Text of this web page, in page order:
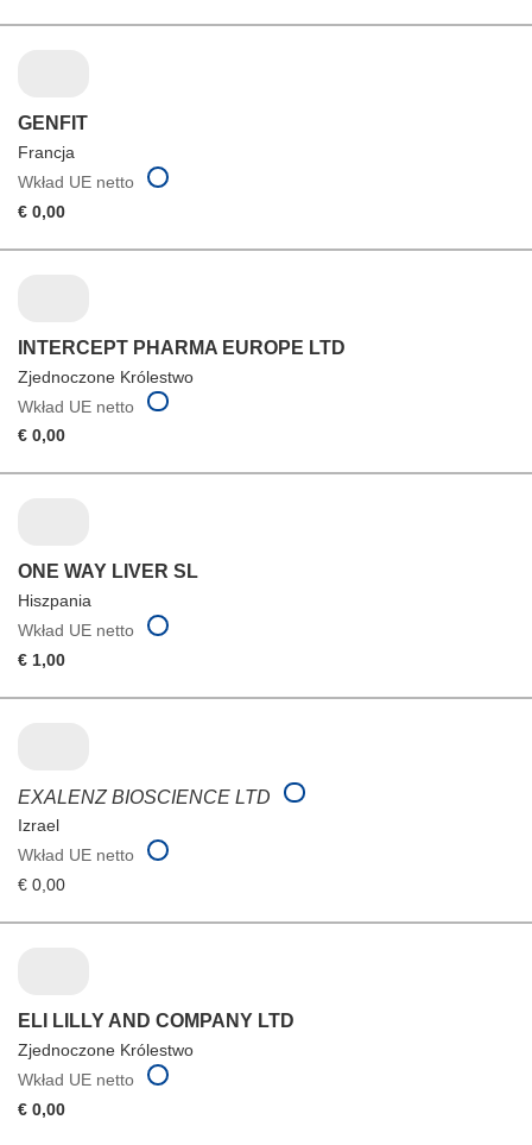
GENFIT
Francja
Wkład UE netto
€ 0,00
INTERCEPT PHARMA EUROPE LTD
Zjednoczone Królestwo
Wkład UE netto
€ 0,00
ONE WAY LIVER SL
Hiszpania
Wkład UE netto
€ 1,00
EXALENZ BIOSCIENCE LTD
Izrael
Wkład UE netto
€ 0,00
ELI LILLY AND COMPANY LTD
Zjednoczone Królestwo
Wkład UE netto
€ 0,00